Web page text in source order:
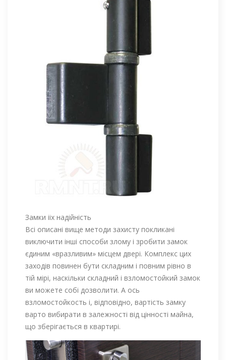
Замки ііх надійність
Всі описані вище методи захисту покликані
виключити інші способи злому і зробити замок
єдиним «вразливим» місцем двері. Комплекс цих
заходів повинен бути складним і повним рівно в
тій мірі, наскільки складний і взломостойкий замок
ви можете собі дозволити. А ось
взломостойкость і, відповідно, вартість замку
варто вибирати в залежності від цінності майна,
що зберігається в квартирі.